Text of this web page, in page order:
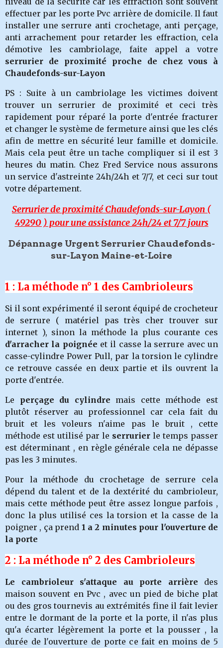
effectuer par les porte Pvc arrière de domicile. Il faut
installer une serrure anti crochetage, anti perçage,
anti arrachement pour retarder les effraction, cela
démotive les cambriolage, faite appel a votre
serrurier de proximité proche de chez vous à
Chaudefonds-sur-Layon
PS : Suite à un cambriolage les victimes doivent
trouver un serrurier de proximité et ceci très
rapidement pour réparé la porte d'entrée fracturer
et changer le système de fermeture ainsi que les clés
afin de mettre en sécurité leur famille et domicile.
Mais cela peut être un tache compliquer si il est 3
heures du matin. Chez Fred Service nous assurons
un service d'astreinte 24h/24h et 7/7, et ceci sur tout
votre département.
Serrurier de proximité Chaudefonds-sur-Layon (
49290 ) pour une assistance 24h/24 et 7/7 jours
Dépannage Urgent Serrurier Chaudefonds-
sur-Layon Maine-et-Loire
1 : La méthode n° 1 des Cambrioleurs
Si il sont expérimenté il seront équipé de crocheteur
de serrure ( matériel pas très cher trouver sur
internet ), sinon la méthode la plus courante ces
d'arracher la poignée et il casse la serrure avec un
casse-cylindre Power Pull, par la torsion le cylindre
ce retrouve cassée en deux partie et ils ouvrent la
porte d'entrée.
Le perçage du cylindre mais cette méthode est
plutôt réserver au professionnel car cela fait du
bruit et les voleurs n'aime pas le bruit , cette
méthode est utilisé par le serrurier le temps passer
est déterminant , en règle générale cela ne dépasse
pas les 3 minutes.
Pour la méthode du crochetage de serrure cela
dépend du talent et de la dextérité du cambrioleur,
mais cette méthode peut être assez longue parfois ,
donc la plus utilisé ces la torsion et la casse de la
poigner , ça prend 1 a 2 minutes pour l'ouverture de
la porte
2 : La méthode n° 2 des Cambrioleurs
Le cambrioleur s'attaque au porte arrière des
maison souvent en Pvc , avec un pied de biche plat
ou des gros tournevis au extrémités fine il fait levier
entre le dormant de la porte et la porte, il n'as plus
qu'a écarter légèrement la porte et la pousser , la
durée de l'ouverture de porte ce fait en moins de 5